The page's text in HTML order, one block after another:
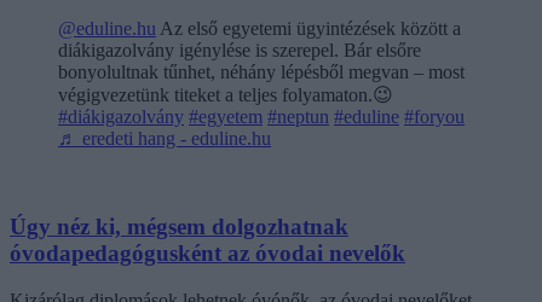
@eduline.hu Az első egyetemi ügyintézések között a
diákigazolvány igénylése is szerepel. Bár elsőre
bonyolultnak tűnhet, néhány lépésből megvan – most
végigvezetünk titeket a teljes folyamaton.😉
#diákigazolvány #egyetem #neptun #eduline #foryou
♬ eredeti hang - eduline.hu
Úgy néz ki, mégsem dolgozhatnak
óvodapedagógusként az óvodai nevelők